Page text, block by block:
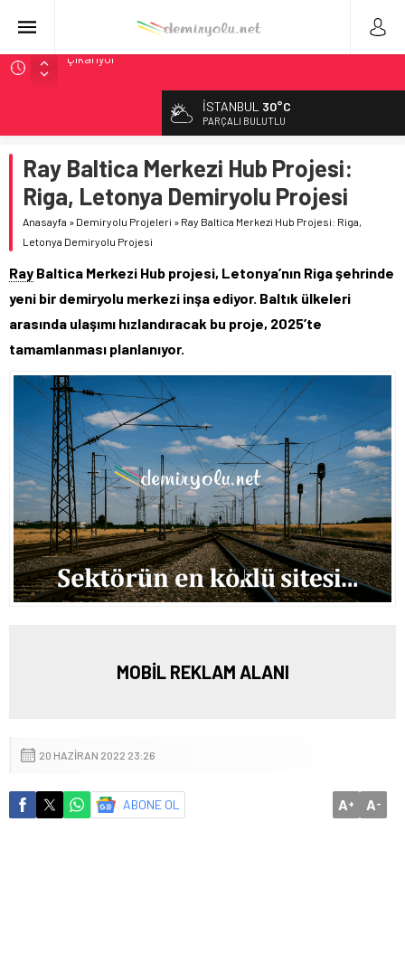
Brescia 426 Milyon Euro’luk Tramvay İnşaatına Başladı
Northern Railway Doğruladı: 308 Bin Rupiye Özel Vagonda
Chicago’da Metra Polisi BVLOS Drone’larla Müdahale
Süresini Kısalttı
NJ Transit’ten Tarihi Bütçe: 46 Yılın Rekoru Onaylandı
České dráhy 101 Yaşındaki Buharlıyı Šumava Seferlerine
Çıkarıyor
İSTANBUL 30°C
PARÇALI BULUTLU
Ray Baltica Merkezi Hub Projesi:
Riga, Letonya Demiryolu Projesi
Anasayfa » Demiryolu Projeleri » Ray Baltica Merkezi Hub Projesi: Riga,
Letonya Demiryolu Projesi
Ray Baltica Merkezi Hub projesi, Letonya’nın Riga şehrinde
yeni bir demiryolu merkezi inşa ediyor. Baltık ülkeleri
arasında ulaşımı hızlandıracak bu proje, 2025’te
tamamlanması planlanıyor.
MOBİL REKLAM ALANI
20 HAZIRAN 2022 23:26
ABONE OL A+ A-